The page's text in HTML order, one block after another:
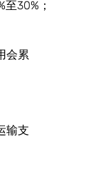
30%；
会累
输支